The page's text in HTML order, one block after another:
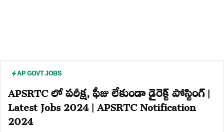
AP GOVT JOBS
APSRTC లో పరీక్ష, ఫీజు లేకుండా డైరెక్ట్ పోస్టింగ్ |
Latest Jobs 2024 | APSRTC Notification
2024